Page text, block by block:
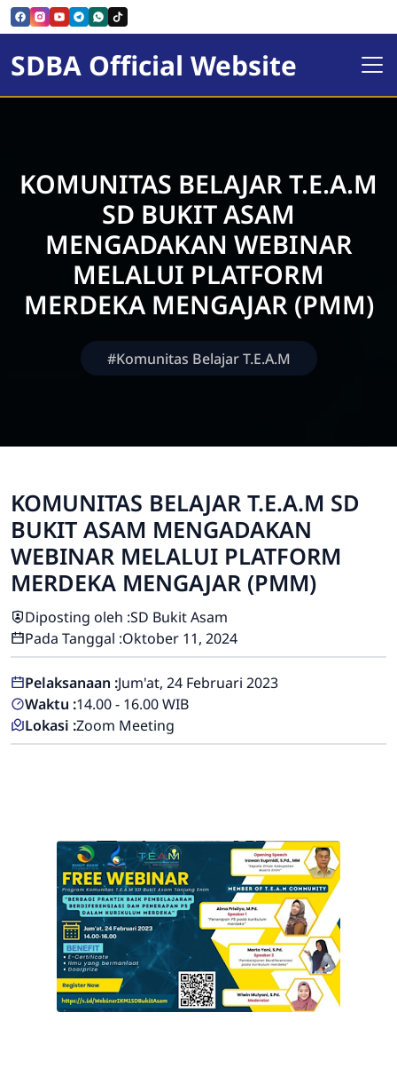
SDBA Official Website
KOMUNITAS BELAJAR T.E.A.M
SD BUKIT ASAM
MENGADAKAN WEBINAR
MELALUI PLATFORM
MERDEKA MENGAJAR (PMM)
#Komunitas Belajar T.E.A.M
KOMUNITAS BELAJAR T.E.A.M SD
BUKIT ASAM MENGADAKAN
WEBINAR MELALUI PLATFORM
MERDEKA MENGAJAR (PMM)
Diposting oleh :SD Bukit Asam
Pada Tanggal :Oktober 11, 2024
Pelaksanaan :Jum'at, 24 Februari 2023
Waktu :14.00 - 16.00 WIB
Lokasi :Zoom Meeting